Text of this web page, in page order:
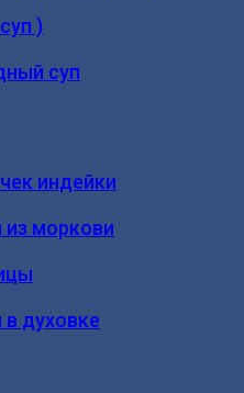
)
суп
индейки
моркови
духовке